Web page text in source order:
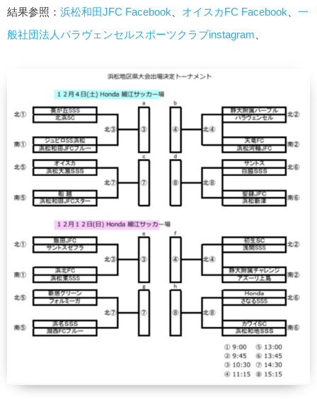
結果参照： 浜松和田JFC Facebook オイスカFC Facebook
一
般社団法人パラヴェンセルスポーツクラブinstagram